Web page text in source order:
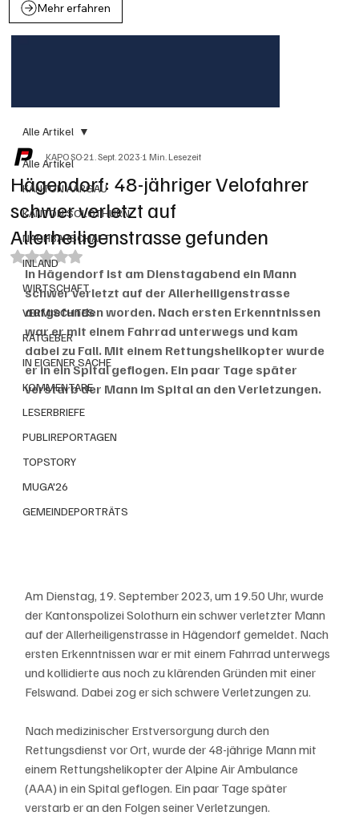
Mehr erfahren
Alle Artikel
KANTON AARGAU
KANTON SOLOTHURN
NACHBARSCHAFT
INLAND
WIRTSCHAFT
VERMISCHTES
RATGEBER
IN EIGENER SACHE
KOMMENTARE
LESERBRIEFE
PUBLIREPORTAGEN
TOPSTORY
MUGA'26
GEMEINDEPORTRÄTS
Alle Artikel
Hägendorf: 48-jähriger Velofahrer
schwer verletzt auf
Allerheiligenstrasse gefunden
KAPO SO21. Sept. 20231 Min. Lesezeit
Mit NaN von 5 Sternen bewertet.
In Hägendorf ist am Dienstagabend ein Mann
schwer verletzt auf der Allerheiligenstrasse
aufgefunden worden. Nach ersten Erkenntnissen
war er mit einem Fahrrad unterwegs und kam
dabei zu Fall. Mit einem Rettungshelikopter wurde
er in ein Spital geflogen. Ein paar Tage später
verstarb der Mann im Spital an den Verletzungen.
Am Dienstag, 19. September 2023, um 19.50 Uhr, wurde
der Kantonspolizei Solothurn ein schwer verletzter Mann
auf der Allerheiligenstrasse in Hägendorf gemeldet. Nach
ersten Erkenntnissen war er mit einem Fahrrad unterwegs
und kollidierte aus noch zu klärenden Gründen mit einer
Felswand. Dabei zog er sich schwere Verletzungen zu.
Nach medizinischer Erstversorgung durch den
Rettungsdienst vor Ort, wurde der 48-jährige Mann mit
einem Rettungshelikopter der Alpine Air Ambulance
(AAA) in ein Spital geflogen. Ein paar Tage später
verstarb er an den Folgen seiner Verletzungen.